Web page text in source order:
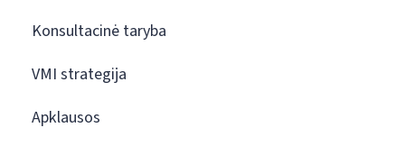
Konsultacinė taryba
VMI strategija
Apklausos